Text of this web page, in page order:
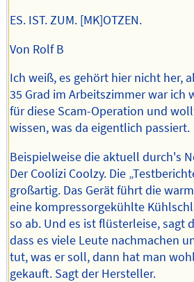
ES. IST. ZUM. [MK]OTZEN.
Von Rolf B
Ich weiß, es gehört hier nicht her,
35 Grad im Arbeitszimmer war ich
für diese Scam-Operation und
wissen, was da eigentlich passiert.
Beispielweise die aktuell durch's
Der Coolizi Coolzy. Die
großartig. Das Gerät führt die
eine kompressorgekühlte
so ab. Und es ist flüsterleise, sagt
dass es viele Leute nachmachen
tut, was er soll, dann hat man
gekauft. Sagt der Hersteller.